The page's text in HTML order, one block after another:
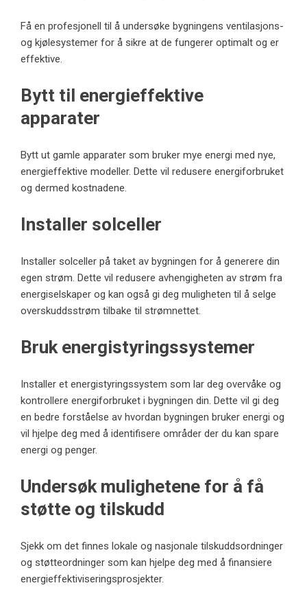
Få en profesjonell til å undersøke bygningens ventilasjons-
og kjølesystemer for å sikre at de fungerer optimalt og er
effektive.
Bytt til energieffektive
apparater
Bytt ut gamle apparater som bruker mye energi med nye,
energieffektive modeller. Dette vil redusere energiforbruket
og dermed kostnadene.
Installer solceller
Installer solceller på taket av bygningen for å generere din
egen strøm. Dette vil redusere avhengigheten av strøm fra
energiselskaper og kan også gi deg muligheten til å selge
overskuddsstrøm tilbake til strømnettet.
Bruk energistyringssystemer
Installer et energistyringssystem som lar deg overvåke og
kontrollere energiforbruket i bygningen din. Dette vil gi deg
en bedre forståelse av hvordan bygningen bruker energi og
vil hjelpe deg med å identifisere områder der du kan spare
energi og penger.
Undersøk mulighetene for å få
støtte og tilskudd
Sjekk om det finnes lokale og nasjonale tilskuddsordninger
og støtteordninger som kan hjelpe deg med å finansiere
energieffektiviseringsprosjekter.